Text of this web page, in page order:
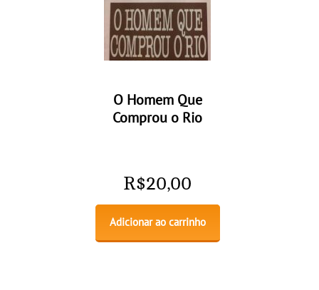
O Homem Que
Comprou o Rio
R$20,00
Adicionar ao carrinho